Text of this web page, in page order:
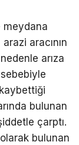
meydana
aracının
arıza
bulunan
çarptı.
bulunan